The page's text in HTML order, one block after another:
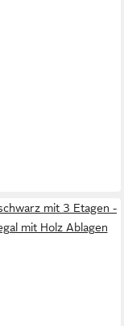
mit 3 Etagen -
mit Holz Ablagen